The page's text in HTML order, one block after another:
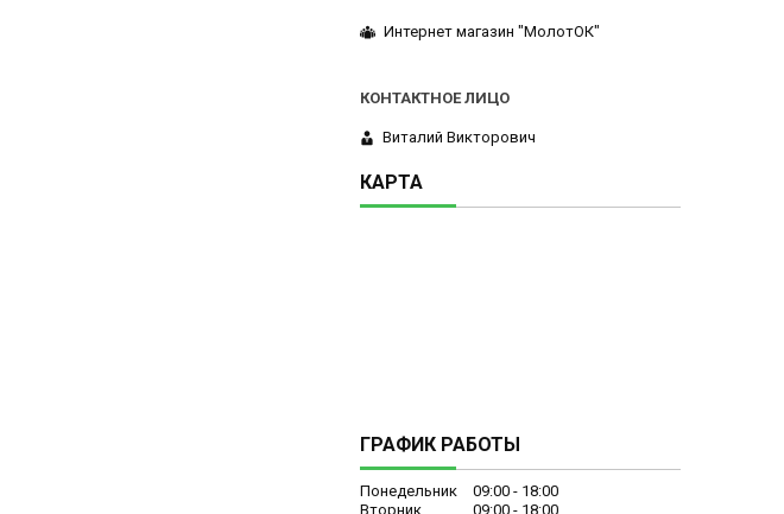
Интернет магазин "МолотОК"
Виталий Викторович
КАРТА
ГРАФИК РАБОТЫ
Понедельник 09:00
18:00
Вторник
09:00 18:00